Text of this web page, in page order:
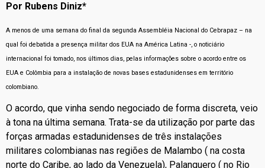
Por Rubens Diniz*
A menos de uma semana do final da segunda Assembléia Nacional do Cebrapaz – na
qual foi debatida a presença militar dos EUA na América Latina -, o noticiário
internacional foi tomado, nos últimos dias, pelas informações sobre o acordo entre os
EUA e Colômbia para a instalação de novas bases estadunidenses em território
colombiano.
O acordo, que vinha sendo negociado de forma discreta, veio
à tona na última semana. Trata-se da utilização por parte das
forças armadas estadunidenses de três instalações
militares colombianas nas regiões de Malambo ( na costa
norte do Caribe, ao lado da Venezuela), Palanquero ( no Rio